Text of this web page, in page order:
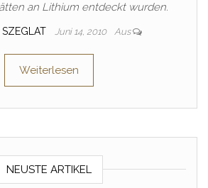
an Lithium entdeckt wurden.
SZEGLAT Juni 14, 2010 Aus
Weiterlesen
NEUSTE ARTIKEL